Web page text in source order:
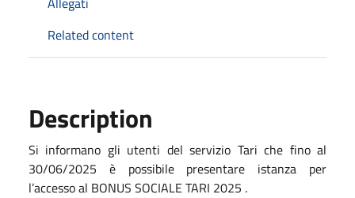
Related content
Description
Si informano gli utenti del servizio Tari che fino al
30/06/2025 è possibile presentare istanza per
l’accesso al BONUS SOCIALE TARI 2025 .